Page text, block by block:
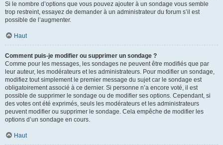
Si le nombre d’options que vous pouvez ajouter à un sondage vous semble
trop restreint, essayez de demander à un administrateur du forum s’il est
possible de l’augmenter.
Haut
Comment puis-je modifier ou supprimer un sondage ?
Comme pour les messages, les sondages ne peuvent être modifiés que par
leur auteur, les modérateurs et les administrateurs. Pour modifier un sondage,
modifiez tout simplement le premier message du sujet car le sondage est
obligatoirement associé à ce dernier. Si personne n’a encore voté, il est
possible de supprimer le sondage ou de modifier ses options. Cependant, si
des votes ont été exprimés, seuls les modérateurs et les administrateurs
peuvent modifier ou supprimer le sondage. Cela empêche de modifier les
options d’un sondage en cours.
Haut